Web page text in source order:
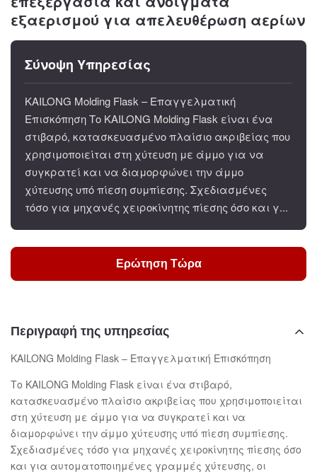
εξαερισμού για απελευθέρωση αερίων
Σύνοψη Υπηρεσίας
KAILONG Molding Flask – Επαγγελματική
Επισκόπηση Το KAILONG Molding Flask είναι ένα
στιβαρό, κατασκευασμένο πλαίσιο ακριβείας που
χρησιμοποιείται στη χύτευση με άμμο για να
συγκρατεί και να διαμορφώνει την άμμο
χύτευσης υπό πίεση συμπίεσης. Σχεδιασμένες
τόσο για μηχανές χειροκίνητης πίεσης όσο και γ...
Ερώτηση Τώρα
Περιγραφή της υπηρεσίας
KAILONG Molding Flask – Επαγγελματική Επισκόπηση
Το KAILONG Molding Flask είναι ένα στιβαρό,
κατασκευασμένο πλαίσιο ακριβείας που χρησιμοποιείται
στη χύτευση με άμμο για να συγκρατεί και να
διαμορφώνει την άμμο χύτευσης υπό πίεση συμπίεσης.
Σχεδιασμένες τόσο για μηχανές χειροκίνητης πίεσης όσο
και για αυτοματοποιημένες γραμμές χύτευσης, οι